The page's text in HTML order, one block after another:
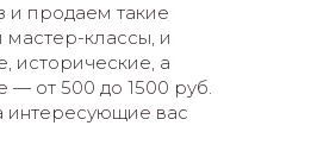
и продаем такие
мастер-классы, и
исторические, а
— от 500 до 1500 руб.
интересующие вас